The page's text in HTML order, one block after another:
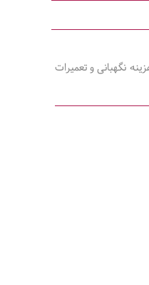
و هزینه نگهبانی و تعمیرات